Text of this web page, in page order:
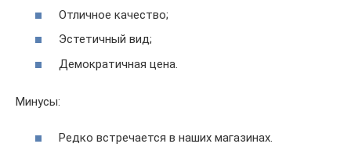
Отличное качество;
Эстетичный вид;
Демократичная цена.
Минусы:
Редко встречается в наших магазинах.